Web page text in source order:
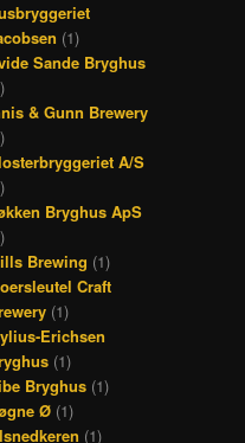
(1)
Sande Bryghus
& Gunn Brewery
A/S
Bryghus ApS
Brewing (1)
Craft
(1)
Erichsen
(1)
Bryghus (1)
Ø (1)
(1)